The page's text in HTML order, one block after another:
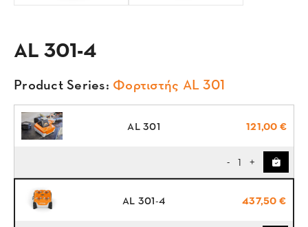
AL 301-4
Product Series: Φορτιστής AL 301
AL 301 121,00 €
- 1 +
AL 301-4 437,50 €